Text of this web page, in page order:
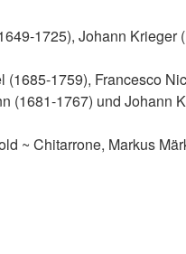
1725), Johann Krieger
(1685-1759), Francesco
(1681-1767) und Johann
~ Chitarrone, Markus